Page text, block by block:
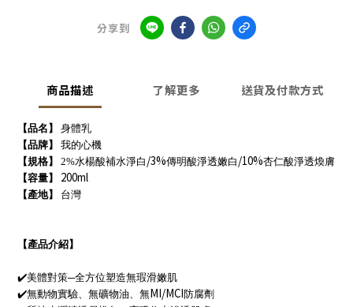
分享到
商品描述 了解更多 送貨及付款方式
【品名】 身體乳
【品牌】 我的心機
【規格】
2%水楊酸補水淨白 /3%傳明酸淨透嫩白 /10%杏仁酸淨透煥膚
【容量】
200ml
【產地】 台灣
【產品介紹】
✔美體對策─全方位塑造無瑕滑嫩肌
✔無動物實驗、無礦物油、無MI/MCI防腐劑